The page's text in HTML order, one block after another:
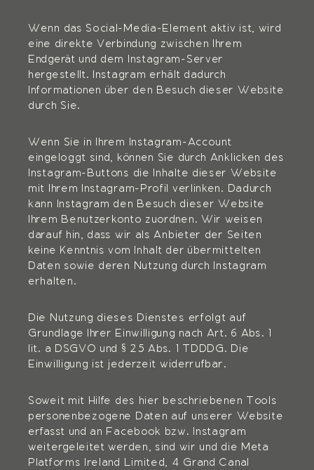
Wenn das Social-Media-Element aktiv ist, wird
eine direkte Verbindung zwischen Ihrem
Endgerät und dem Instagram-Server
hergestellt. Instagram erhält dadurch
Informationen über den Besuch dieser Website
durch Sie.
Wenn Sie in Ihrem Instagram-Account
eingeloggt sind, können Sie durch Anklicken des
Instagram-Buttons die Inhalte dieser Website
mit Ihrem Instagram-Profil verlinken. Dadurch
kann Instagram den Besuch dieser Website
Ihrem Benutzerkonto zuordnen. Wir weisen
darauf hin, dass wir als Anbieter der Seiten
keine Kenntnis vom Inhalt der übermittelten
Daten sowie deren Nutzung durch Instagram
erhalten.
Die Nutzung dieses Dienstes erfolgt auf
Grundlage Ihrer Einwilligung nach Art. 6 Abs. 1
lit. a DSGVO und § 25 Abs. 1 TDDDG. Die
Einwilligung ist jederzeit widerrufbar.
Soweit mit Hilfe des hier beschriebenen Tools
personenbezogene Daten auf unserer Website
erfasst und an Facebook bzw. Instagram
weitergeleitet werden, sind wir und die Meta
Platforms Ireland Limited, 4 Grand Canal